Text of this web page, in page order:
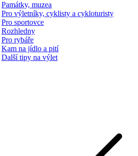
Památky, muzea
Pro výletníky, cyklisty a cykloturisty
Pro sportovce
Rozhledny
Pro rybáře
Kam na jídlo a pití
Další tipy na výlet